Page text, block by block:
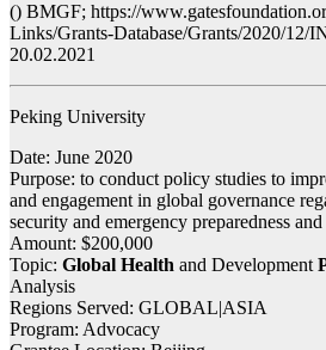
() BMGF; https://
Links/Grants-Database/Grants/2020/12/
20.02.2021
Peking University
Date: June 2020
Purpose: to conduct policy studies to
and engagement in global governance
security and emergency preparedness and
Amount: $200,000
Topic: Global Health and Development
Analysis
Regions Served: GLOBAL|ASIA
Program: Advocacy